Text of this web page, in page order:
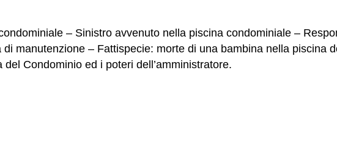
– Sinistro avvenuto nella piscina condominiale –
manutenzione – Fattispecie: morte di una bambina nella piscina
Condominio ed i poteri dell’amministratore.